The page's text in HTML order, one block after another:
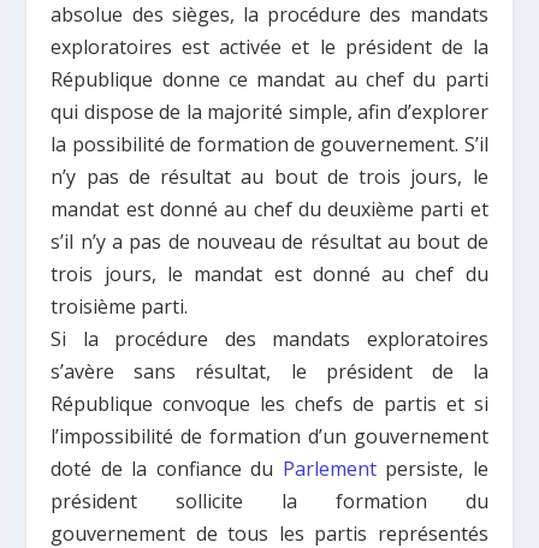
absolue des sièges, la procédure des mandats
exploratoires est activée et le président de la
République donne ce mandat au chef du parti
qui dispose de la majorité simple, afin d’explorer
la possibilité de formation de gouvernement. S’il
n’y pas de résultat au bout de trois jours, le
mandat est donné au chef du deuxième parti et
s’il n’y a pas de nouveau de résultat au bout de
trois jours, le mandat est donné au chef du
troisième parti.
Si la procédure des mandats exploratoires
s’avère sans résultat, le président de la
République convoque les chefs de partis et si
l’impossibilité de formation d’un gouvernement
doté de la confiance du Parlement persiste, le
président sollicite la formation du
gouvernement de tous les partis représentés